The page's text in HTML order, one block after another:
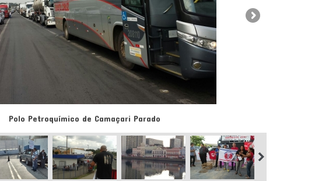
Polo Petroquímico de Camaçari Parado